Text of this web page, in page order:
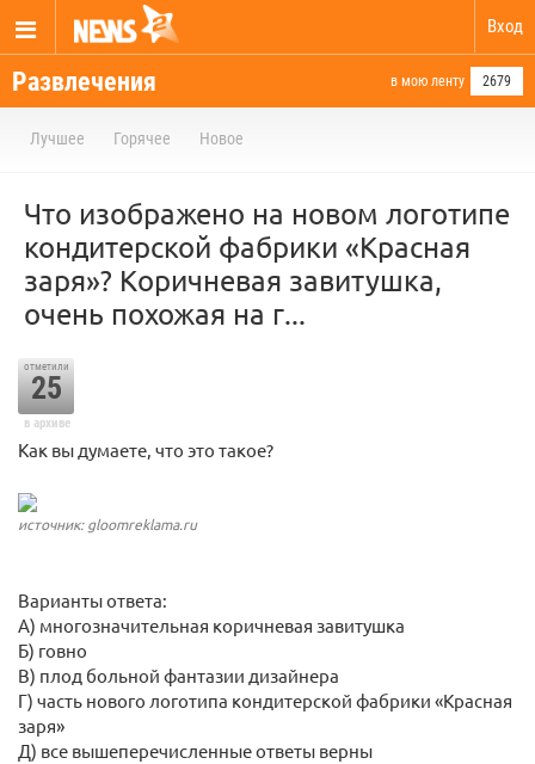
Вход
Развлечения в мою ленту 2679
Лучшее Горячее Новое
Что изображено на новом логотипе
кондитерской фабрики «Красная
заря»? Коричневая завитушка,
очень похожая на г...
отметили
25
в архиве
Как вы думаете, что это такое?
источник: gloomreklama.ru
Варианты ответа:
А) многозначительная коричневая завитушка
Б) говно
В) плод больной фантазии дизайнера
Г) часть нового логотипа кондитерской фабрики «Красная
заря»
Д) все вышеперечисленные ответы верны